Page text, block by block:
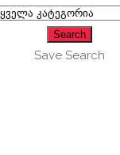
Search
Save Search